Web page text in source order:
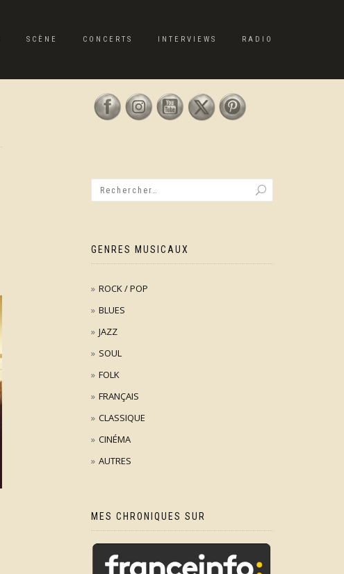
SCÈNE CONCERTS INTERVIEWS RADIO
GENRES MUSICAUX
ROCK / POP
BLUES
JAZZ
SOUL
FOLK
FRANÇAIS
CLASSIQUE
CINÉMA
AUTRES
MES CHRONIQUES SUR